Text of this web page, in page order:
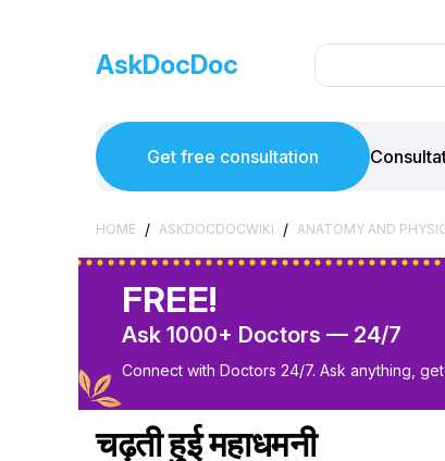
AskDocDoc
Get free consultation
HOME / ASKDOCDOCWIKI / ANATOMY AND
FREE!
Ask 1000+ Doctors — 24/7
Connect with Doctors 24/7. Ask anything,
चढ़ती हुई महाधमनी